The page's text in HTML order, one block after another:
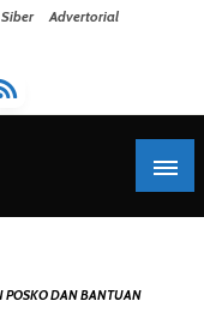
Advertorial
POSKO DAN BANTUAN